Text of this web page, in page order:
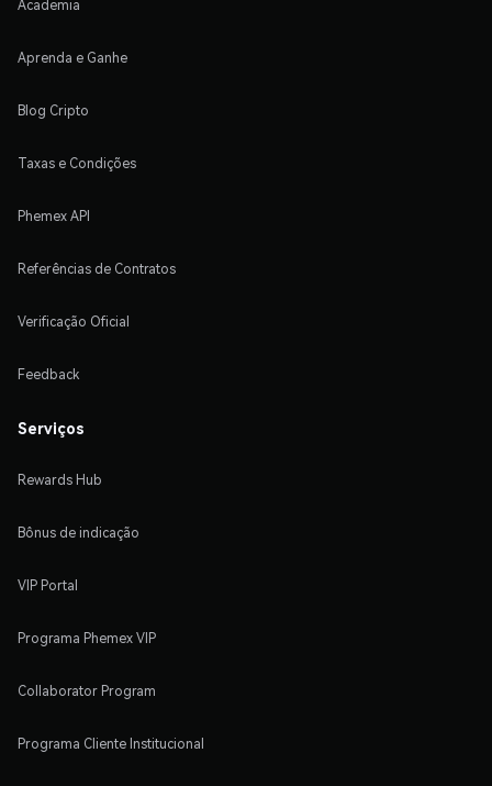
Academia
Aprenda e Ganhe
Blog Cripto
Taxas e Condições
Phemex API
Referências de Contratos
Verificação Oficial
Feedback
Serviços
Rewards Hub
Bônus de indicação
VIP Portal
Programa Phemex VIP
Collaborator Program
Programa Cliente Institucional